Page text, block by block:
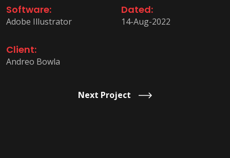
Software:
Adobe Illustrator
Dated:
14-Aug-2022
Client:
Andreo Bowla
Next Project